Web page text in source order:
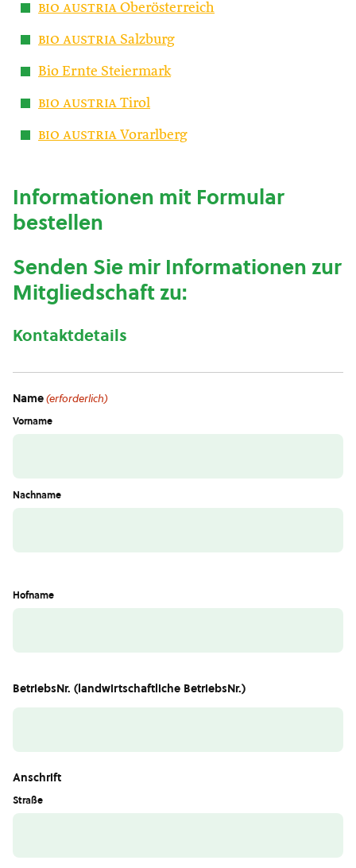
bio austria Oberösterreich
bio austria Salzburg
Bio Ernte Steiermark
bio austria Tirol
bio austria Vorarlberg
Informationen mit Formular
bestellen
Senden Sie mir Informationen zur
Mitgliedschaft zu:
Kontaktdetails
Name(erforderlich)
Vorname
Nachname
Hofname
BetriebsNr. (landwirtschaftliche BetriebsNr.)
Anschrift
Straße